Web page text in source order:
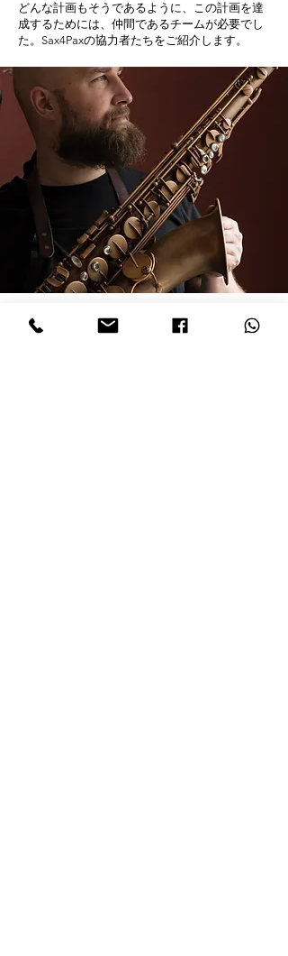
どんな計画もそうであるように、この計画を達
成するためには、仲間であるチームが必要でし
た。Sax4Paxの協力者たちをご紹介します。
インスピレーション
ニューヨーク市にある国連ビル近くのラルフ・